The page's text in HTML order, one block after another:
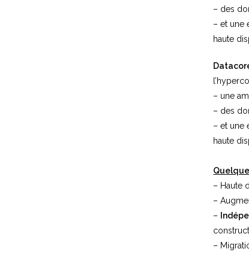
– des
– et une
haute
– une
– des
– et une
haute
– Haute
–
–
–